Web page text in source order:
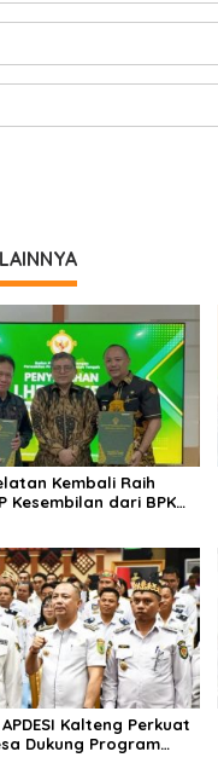
Kembali Raih
Kesembilan dari BPK
Kalteng Perkuat
Dukung Program